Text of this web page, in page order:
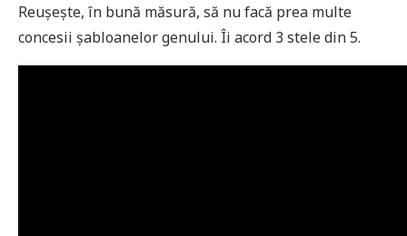
Reușește, în bună măsură, să nu facă prea multe
concesii șabloanelor genului. Îi acord 3 stele din 5.